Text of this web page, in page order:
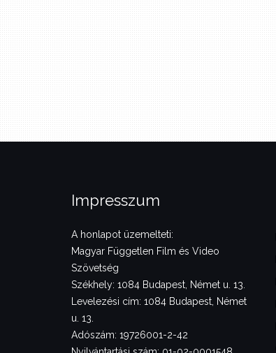
Impresszum
A honlapot üzemelteti:
Magyar Független Film és Video
Szövetség
Székhely: 1084 Budapest, Német u. 13.
Levelezési cím: 1084 Budapest, Német
u. 13.
Adószám: 19726001-2-42